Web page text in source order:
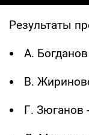
Результаты
А.
В.
Г. Зюганов